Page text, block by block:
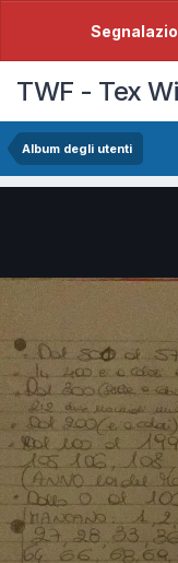
TWF - Tex
Album degli utenti